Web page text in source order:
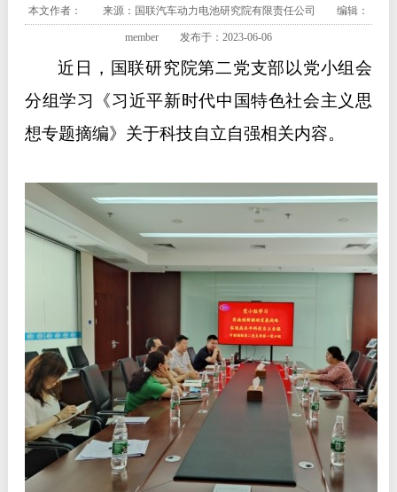
本文作者： 来源：国联汽车动力电池研究院有限责任公司 编辑：
member 发布于：2023-06-06
近日，国联研究院第二党支部以党小组会
分组学习《习近平新时代中国特色社会主义思
想专题摘编》关于科技自立自强相关内容。